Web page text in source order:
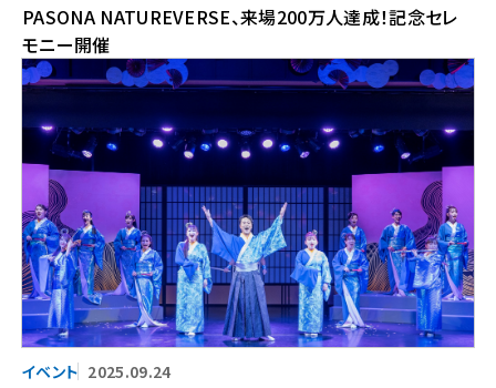
PASONA NATUREVERSE、来場200万人達成！記念セレ
モニー開催
2025.09.24